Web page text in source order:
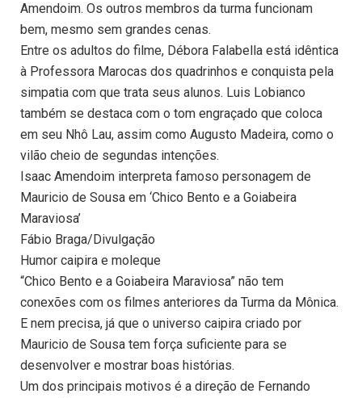
Amendoim. Os outros membros da turma funcionam
bem, mesmo sem grandes cenas.
Entre os adultos do filme, Débora Falabella está idêntica
à Professora Marocas dos quadrinhos e conquista pela
simpatia com que trata seus alunos. Luis Lobianco
também se destaca com o tom engraçado que coloca
em seu Nhô Lau, assim como Augusto Madeira, como o
vilão cheio de segundas intenções.
Isaac Amendoim interpreta famoso personagem de
Mauricio de Sousa em ‘Chico Bento e a Goiabeira
Maraviosa’
Fábio Braga/Divulgação
Humor caipira e moleque
“Chico Bento e a Goiabeira Maraviosa” não tem
conexões com os filmes anteriores da Turma da Mônica.
E nem precisa, já que o universo caipira criado por
Mauricio de Sousa tem força suficiente para se
desenvolver e mostrar boas histórias.
Um dos principais motivos é a direção de Fernando